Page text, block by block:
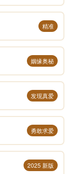
精准
姻缘奥秘
发现真爱
勇敢求爱
2025 新版